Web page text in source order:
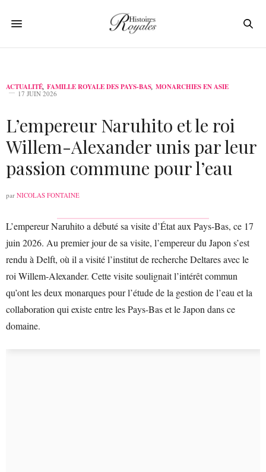
ACTUALITÉ, FAMILLE ROYALE DES PAYS-BAS, MONARCHIES EN ASIE
17 JUIN 2026
L’empereur Naruhito et le roi
Willem-Alexander unis par leur
passion commune pour l’eau
par NICOLAS FONTAINE
L’empereur Naruhito a débuté sa visite d’État aux Pays-Bas, ce 17
juin 2026. Au premier jour de sa visite, l’empereur du Japon s’est
rendu à Delft, où il a visité l’institut de recherche Deltares avec le
roi Willem-Alexander. Cette visite soulignait l’intérêt commun
qu’ont les deux monarques pour l’étude de la gestion de l’eau et la
collaboration qui existe entre les Pays-Bas et le Japon dans ce
domaine.